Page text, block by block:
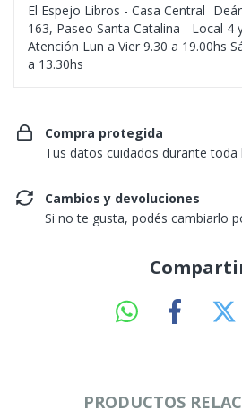
El Espejo Libros - Casa Central
163, Paseo Santa Catalina - Local 4
Atención Lun a Vier 9.30 a 19.00hs
a 13.30hs
Compra protegida
Tus datos cuidados durante toda
Cambios y devoluciones
Si no te gusta, podés cambiarlo
PRODUCTOS